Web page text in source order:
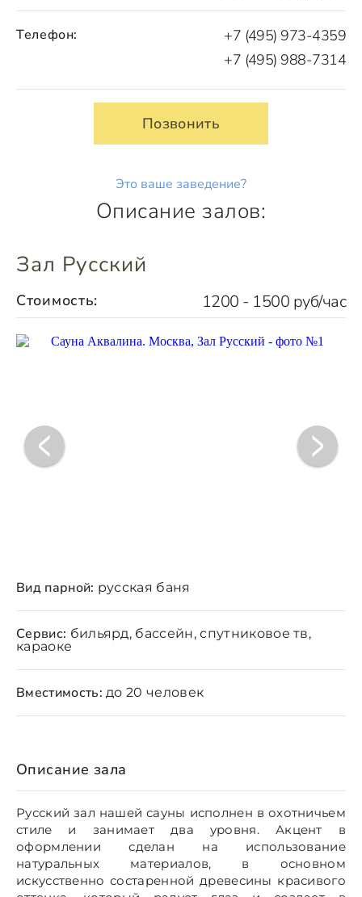
Телефон:
+7 (495) 973-4359
+7 (495) 988-7314
Позвонить
Это ваше заведение?
Описание залов:
Зал Русский
Стоимость: 1200 - 1500 руб/час
Вид парной: русская баня
Сервис: бильярд, бассейн, спутниковое тв,
караоке
Вместимость: до 20 человек
Описание зала
Русский зал нашей сауны исполнен в охотничьем
стиле и занимает два уровня. Акцент в
оформлении сделан на использование
натуральных материалов, в основном
искусственно состаренной древесины красивого